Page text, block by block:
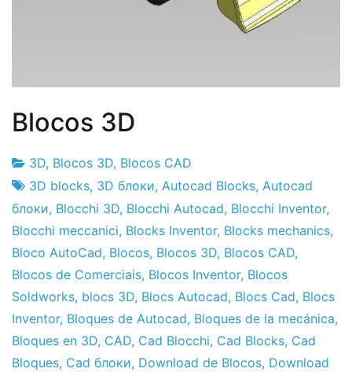
Blocos 3D
Fabrica
do
Projeto
5
de
Janeiro
de
2011
3D, Blocos 3D, Blocos CAD
3D blocks, 3D блоки, Autocad Blocks, Autocad
блоки, Blocchi 3D, Blocchi Autocad, Blocchi Inventor,
Blocchi meccanici, Blocks Inventor, Blocks mechanics,
Bloco AutoCad, Blocos, Blocos 3D, Blocos CAD,
Blocos de Comerciais, Blocos Inventor, Blocos
Soldworks, blocs 3D, Blocs Autocad, Blocs Cad, Blocs
Inventor, Bloques de Autocad, Bloques de la mecánica,
Bloques en 3D, CAD, Cad Blocchi, Cad Blocks, Cad
Bloques, Cad блоки, Download de Blocos, Download